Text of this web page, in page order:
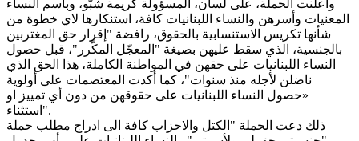
وأعلنت الحملة، على لسان، المسؤولة كريمة شبّو، وباسم النساء
المعنيات وأسرهن والنساء اللبنانيات كافة، استنكارها لاي خطوة من
شأنها تكريس الاستنسابية بالحقوق، رافضة "إقرار حق المغتربين
بالجنسية، الذي سقط عليهن بصيغة "المعجّل المكّرر"، قبل حصول
النساء اللبنانيات على حقهن في المواطنة الكاملة، هذا الحق الذي
ناضلن لأجله منذ سنوات"، كما أكدت المعتصمات على أولوية
«حصول النساء اللبنانيات على حقوقهن من دون أي تمييز او
استثناء".
ذلك دعت الحملة "الكتل والاحزاب كافة الى ادراج مطلب حملة